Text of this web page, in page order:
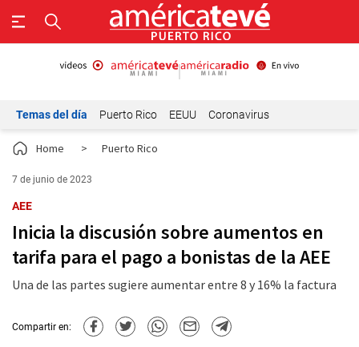
Temas del día Puerto Rico EEUU Coronavirus
Home > Puerto Rico
7 de junio de 2023
AEE
Inicia la discusión sobre aumentos en
tarifa para el pago a bonistas de la AEE
Una de las partes sugiere aumentar entre 8 y 16% la factura
Compartir en: